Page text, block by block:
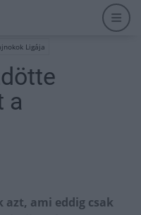
Ligája
a
ami eddig csak